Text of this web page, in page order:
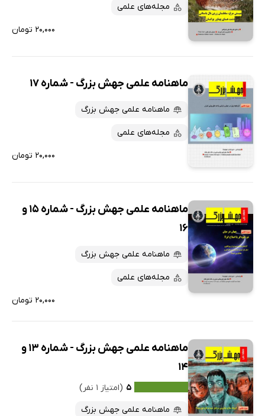
مجله‌های علمی
۲۰,۰۰۰ تومان
ماهنامه علمی جهش بزرگ - شماره 17
ماهنامه علمی جهش بزرگ
مجله‌های علمی
۲۰,۰۰۰ تومان
ماهنامه علمی جهش بزرگ - شماره 15 و
16
ماهنامه علمی جهش بزرگ
مجله‌های علمی
۲۰,۰۰۰ تومان
ماهنامه علمی جهش بزرگ - شماره 13 و
14
۵ (امتیاز ۱ نفر)
ماهنامه علمی جهش بزرگ